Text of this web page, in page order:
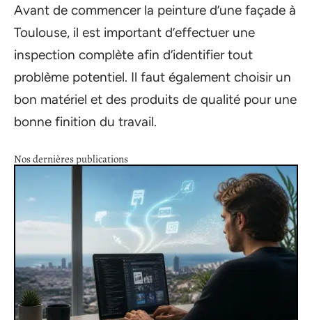
Avant de commencer la peinture d’une façade à
Toulouse, il est important d’effectuer une
inspection complète afin d’identifier tout
problème potentiel. Il faut également choisir un
bon matériel et des produits de qualité pour une
bonne finition du travail.
Nos dernières publications